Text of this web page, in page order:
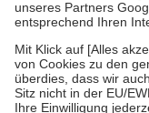
Bei Heilmitteln und
Zuzahlung zehn
Verordnung.
Um das Engagement
stärken und die
fallenkeine